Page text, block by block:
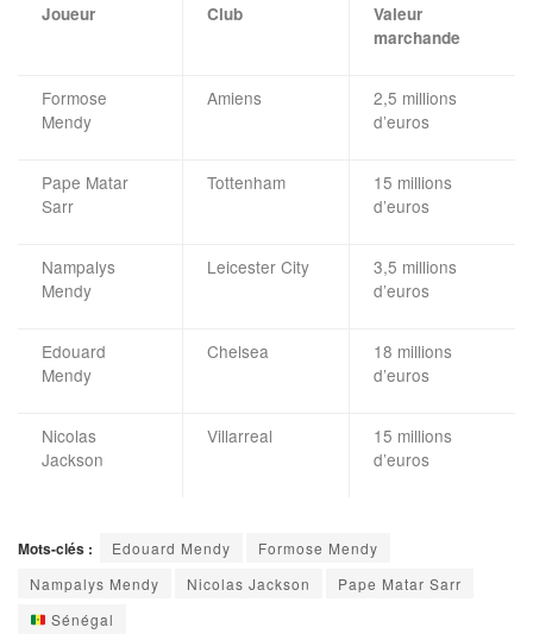
Joueur Club
Valeur
marchande
Formose
Mendy
Amiens
2,5 millions
d’euros
Pape Matar
Sarr
Tottenham
15 millions
d’euros
Nampalys
Mendy
Leicester City
3,5 millions
d’euros
Edouard
Mendy
Chelsea
18 millions
d’euros
Nicolas
Jackson
Villarreal
15 millions
d’euros
Mots-clés : Edouard Mendy
Formose Mendy
Nampalys Mendy
Nicolas Jackson
Pape Matar Sarr
Sénégal